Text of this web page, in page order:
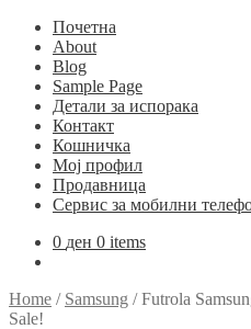
Почетна
About
Blog
Sample Page
Детали за испорака
Контакт
Кошничка
Мој профил
Продавница
Сервис за мобилни
0 ден 0 items
Home / Samsung /Futrola
Sale!